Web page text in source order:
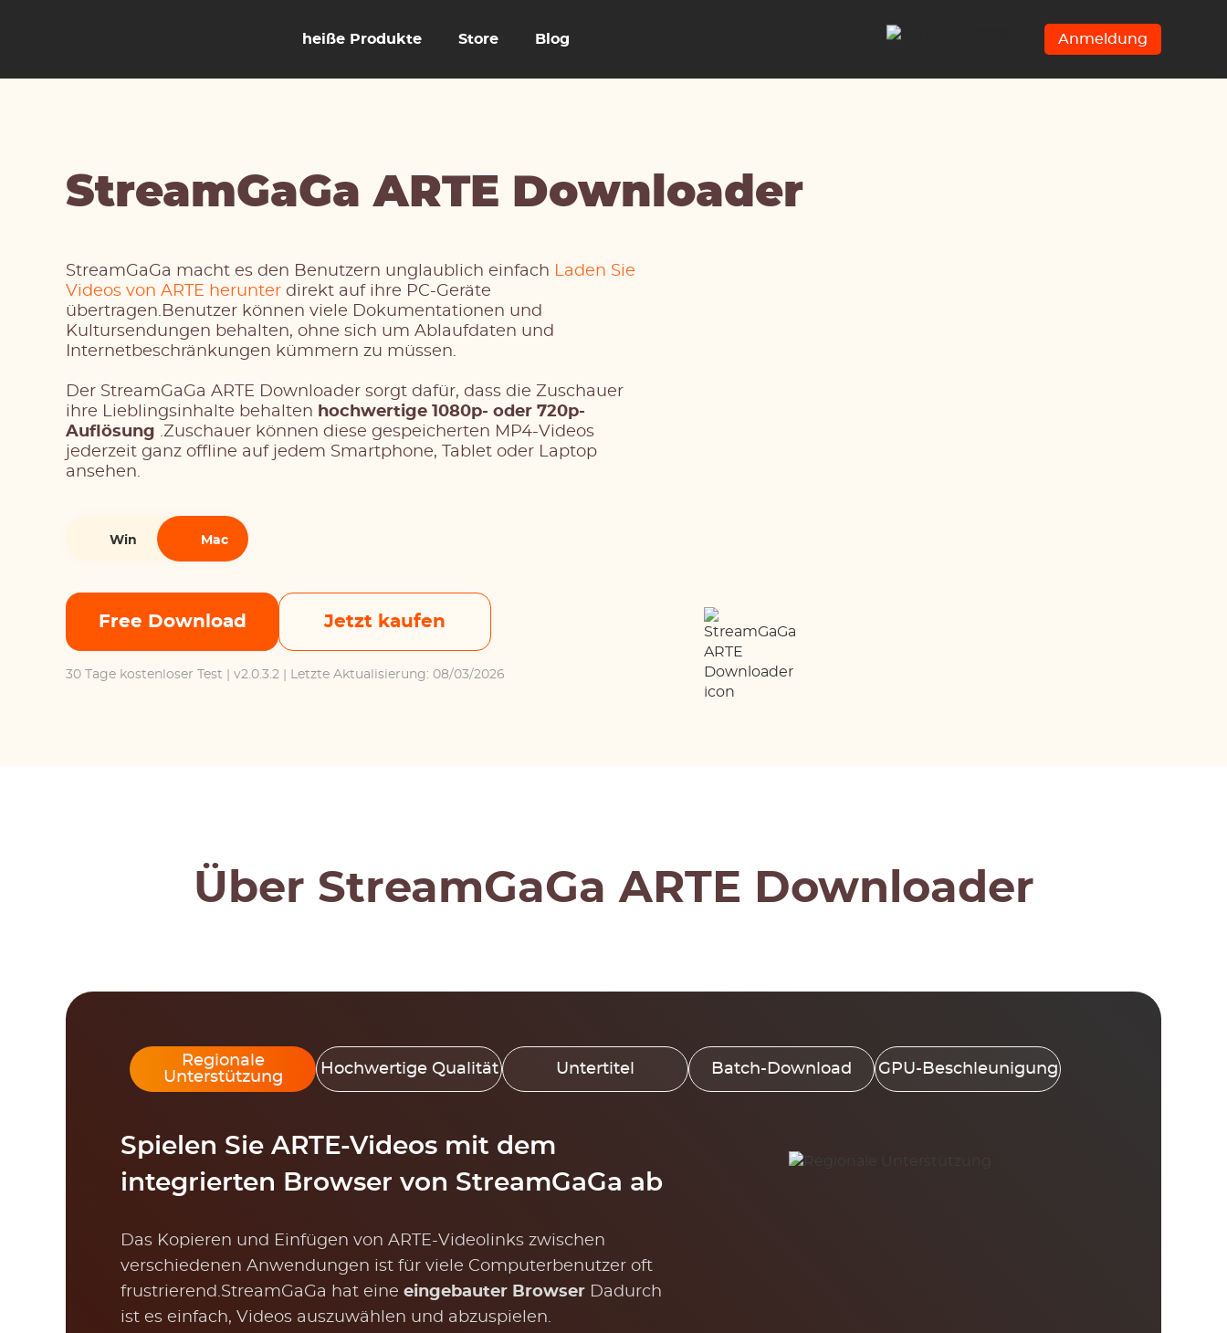
heiße Produkte Store Blog Anmeldung
StreamGaGa ARTE Downloader
StreamGaGa macht es den Benutzern unglaublich einfach Laden Sie
Videos von ARTE herunter direkt auf ihre PC-Geräte
übertragen.Benutzer können viele Dokumentationen und
Kultursendungen behalten, ohne sich um Ablaufdaten und
Internetbeschränkungen kümmern zu müssen.
Der StreamGaGa ARTE Downloader sorgt dafür, dass die Zuschauer
ihre Lieblingsinhalte behalten hochwertige 1080p- oder 720p-
Auflösung .Zuschauer können diese gespeicherten MP4-Videos
jederzeit ganz offline auf jedem Smartphone, Tablet oder Laptop
ansehen.
Win Mac
Free Download Jetzt kaufen
30 Tage kostenloser Test | v2.0.3.2 | Letzte Aktualisierung: 08/03/2026
Über StreamGaGa ARTE Downloader
Regionale
Unterstützung
Hochwertige Qualität Untertitel Batch-Download GPU-Beschleunigung
Spielen Sie ARTE-Videos mit dem
integrierten Browser von StreamGaGa ab
Das Kopieren und Einfügen von ARTE-Videolinks zwischen
verschiedenen Anwendungen ist für viele Computerbenutzer oft
frustrierend.StreamGaGa hat eine eingebauter Browser Dadurch
ist es einfach, Videos auszuwählen und abzuspielen.